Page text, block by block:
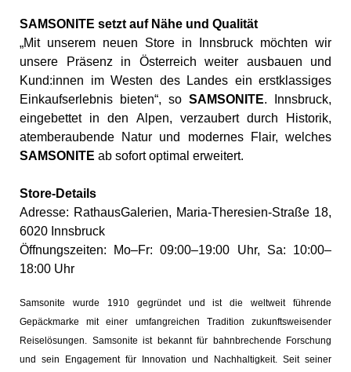
SAMSONITE setzt auf Nähe und Qualität
„Mit unserem neuen Store in Innsbruck möchten wir
unsere Präsenz in Österreich weiter ausbauen und
Kund:innen im Westen des Landes ein erstklassiges
Einkaufserlebnis bieten“, so SAMSONITE. Innsbruck,
eingebettet in den Alpen, verzaubert durch Historik,
atemberaubende Natur und modernes Flair, welches
SAMSONITE ab sofort optimal erweitert.
Store-Details
Adresse: RathausGalerien, Maria-Theresien-Straße 18,
6020 Innsbruck
Öffnungszeiten: Mo–Fr: 09:00–19:00 Uhr, Sa: 10:00–
18:00 Uhr
Samsonite wurde 1910 gegründet und ist die weltweit führende
Gepäckmarke mit einer umfangreichen Tradition zukunftsweisender
Reiselösungen. Samsonite ist bekannt für bahnbrechende Forschung
und sein Engagement für Innovation und Nachhaltigkeit. Seit seiner